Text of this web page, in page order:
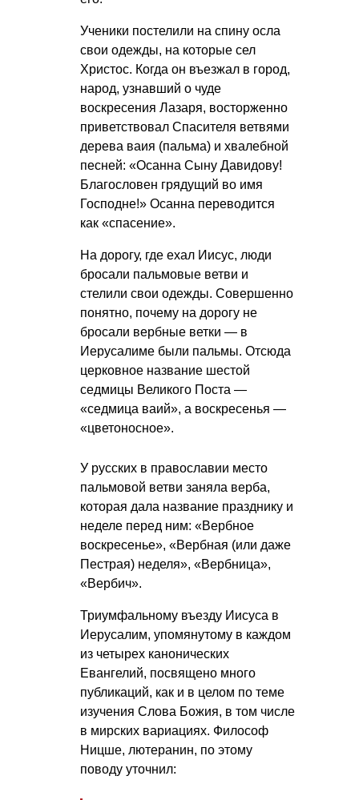
Ученики постелили на спину осла
свои одежды, на которые сел
Христос. Когда он въезжал в город,
народ, узнавший о чуде
воскресения Лазаря, восторженно
приветствовал Спасителя ветвями
дерева ваия (пальма) и хвалебной
песней: «Осанна Сыну Давидову!
Благословен грядущий во имя
Господне!» Осанна переводится
как «спасение».
На дорогу, где ехал Иисус, люди
бросали пальмовые ветви и
стелили свои одежды. Совершенно
понятно, почему на дорогу не
бросали вербные ветки — в
Иерусалиме были пальмы. Отсюда
церковное название шестой
седмицы Великого Поста —
«седмица ваий», а воскресенья —
«цветоносное».
У русских в православии место
пальмовой ветви заняла верба,
которая дала название празднику и
неделе перед ним: «Вербное
воскресенье», «Вербная (или даже
Пестрая) неделя», «Вербница»,
«Вербич».
Триумфальному въезду Иисуса в
Иерусалим, упомянутому в каждом
из четырех канонических
Евангелий, посвящено много
публикаций, как и в целом по теме
изучения Слова Божия, в том числе
в мирских вариациях. Философ
Ницше, лютеранин, по этому
поводу уточнил: